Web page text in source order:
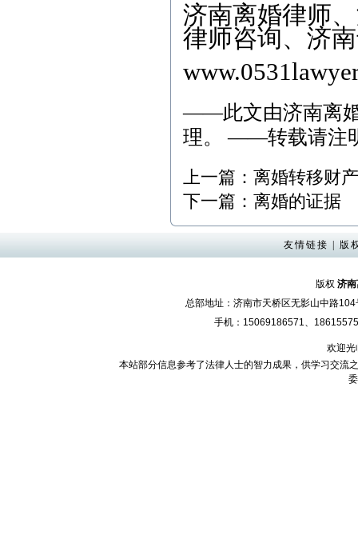
济南离婚律师
律师咨询、济
——此文由济南离
理。 ——转载请注
上一篇： 离婚转移财产
下一篇： 离婚的证据
友情链接 版
版权 济
总部地址：济南市天桥区无影山中路
手机：15069186571、
欢迎光
本站部分信息参考了法律人士的智力成果，供学习交流